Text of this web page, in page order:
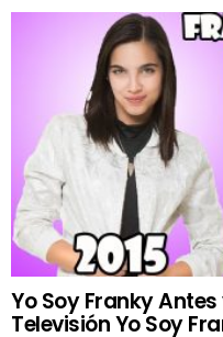
Yo Soy Franky
Televisión Yo Soy